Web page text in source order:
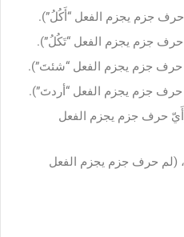
حرف جزم يجزم الفعل “أَكُلُ”).
حرف جزم يجزم الفعل “تَكُلُ”).
حرف جزم يجزم الفعل “شئتَ”).
حرف جزم يجزم الفعل “أردتَ”).
حرف جزم يجزم الفعل
(لم حرف جزم يجزم الفعل